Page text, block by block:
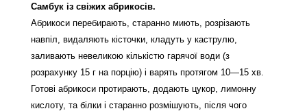
Самбук із свіжих абрикосів.
Абрикоси перебирають, старанно миють, розрізають
навпіл, видаляють кісточки, кладуть у каструлю,
заливають невеликою кількістю гарячої води (з
розрахунку 15 г на порцію) і варять протягом 10—15 хв.
Готові абрикоси протирають, додають цукор, лимонну
кислоту, та білки і старанно розмішують, після чого